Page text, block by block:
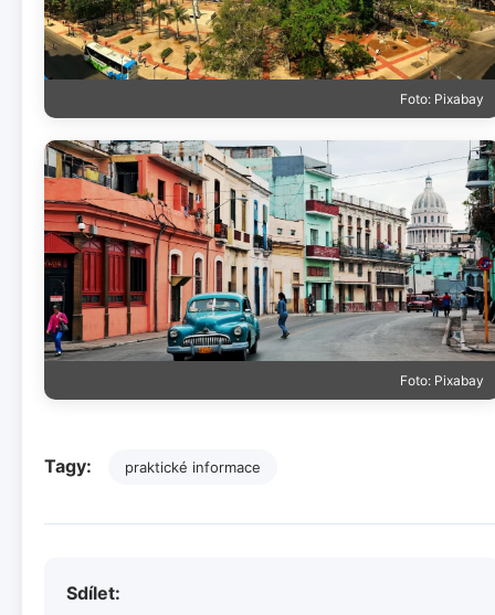
Foto: Pixabay
Foto: Pixabay
Tagy: praktické informace
Sdílet: